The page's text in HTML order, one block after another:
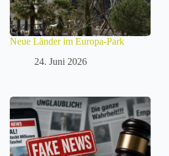
Neue Länder im Europa-Park
24. Juni 2026